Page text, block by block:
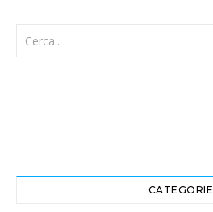
CATEGORIE